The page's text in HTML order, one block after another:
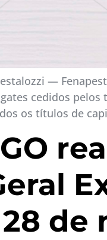
—
cedidos
os títulos de
de